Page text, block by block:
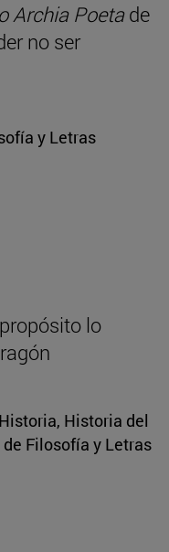
Archia Poetade
no ser
y Letras
lo
Historia del
Filosofía y Letras